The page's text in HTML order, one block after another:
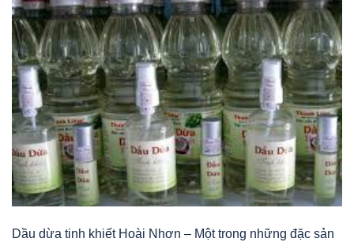
Dầu dừa tinh khiết Hoài Nhơn – Một trong những đặc sản